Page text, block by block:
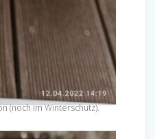
(noch im Winterschutz).